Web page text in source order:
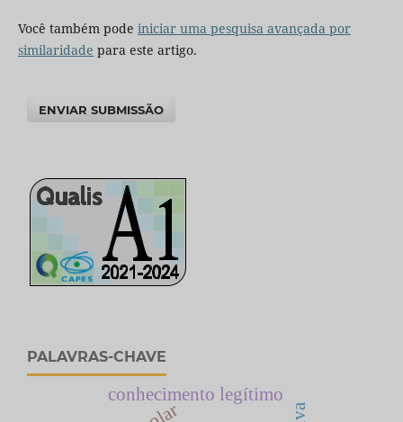
Você também pode iniciar uma pesquisa avançada por
similaridade para este artigo.
ENVIAR SUBMISSÃO
PALAVRAS-CHAVE
conhecimento legítimo